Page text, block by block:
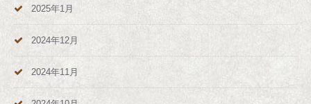
2025年1月
2024年12月
2024年11月